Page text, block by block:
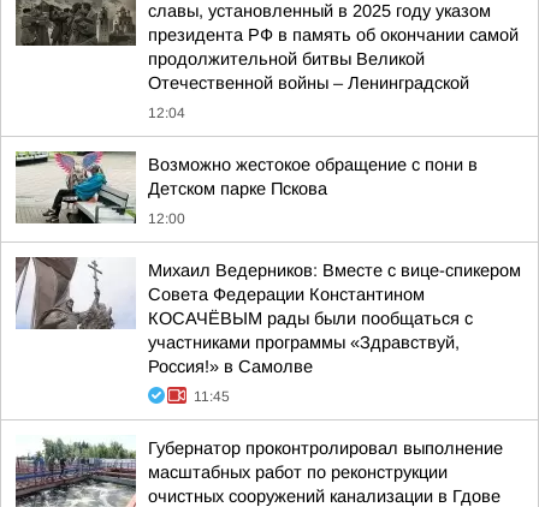
славы, установленный в 2025 году указом
президента РФ в память об окончании самой
продолжительной битвы Великой
Отечественной войны – Ленинградской
12:04
Возможно жестокое обращение с пони в
Детском парке Пскова
12:00
Михаил Ведерников: Вместе с вице-спикером
Совета Федерации Константином
КОСАЧЁВЫМ рады были пообщаться с
участниками программы «Здравствуй,
Россия!» в Самолве
11:45
Губернатор проконтролировал выполнение
масштабных работ по реконструкции
очистных сооружений канализации в Гдове